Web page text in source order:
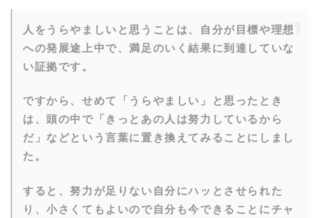
人をうらやましいと思うことは、自分が目標や理想
への発展途上中で、満足のいく結果に到達していな
い証拠です。
ですから、せめて「うらやましい」と思ったとき
は、頭の中で「きっとあの人は努力しているから
だ」などという言葉に置き換えてみることにしまし
た。
すると、努力が足りない自分にハッとさせられた
り、小さくてもよいので自分も今できることにチャ